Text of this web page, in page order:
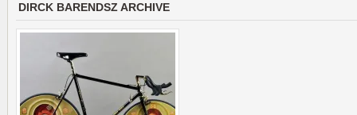
DIRCK BARENDSZ ARCHIVE